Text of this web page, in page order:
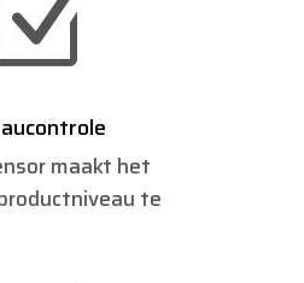
maakt het
te